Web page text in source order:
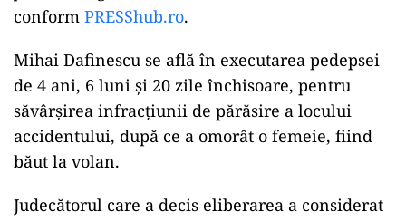
semideschis. Avocatul său a subliniat că el a
executării pedepsei și că a finalizat studii în
Drept și Agricultură, având calificarea de
inginer silvic. De asemenea, s-a menționat că
Mihai Dafinescu provine dintr-o familie solidă și
că are o promisiune de angajare după eliberare.
„Petentul mai arată că provine dintr-o familie